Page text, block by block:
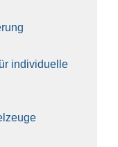
indi­vi­du­el­le